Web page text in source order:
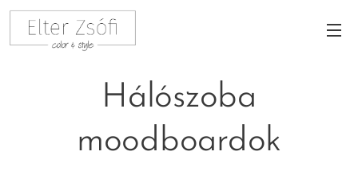
Hálószoba
moodboardok